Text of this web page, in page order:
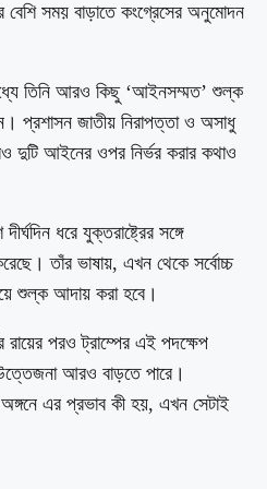
সময় বাড়াতে কংগ্রেসের অনুমোদন
তিনি আরও কিছু ‘আইনসম্মত’ শুল্ক
প্রশাসন জাতীয় নিরাপত্তা ও অসাধু
দুটি আইনের ওপর নির্ভর করার কথাও
ধরে যুক্তরাষ্ট্রের সঙ্গে
তাঁর ভাষায়, এখন থেকে সর্বোচ্চ
শুল্ক আদায় করা হবে।
রায়ের পরও ট্রাম্পের এই পদক্ষেপ
উত্তেজনা আরও বাড়তে পারে।
এর প্রভাব কী হয়, এখন সেটাই